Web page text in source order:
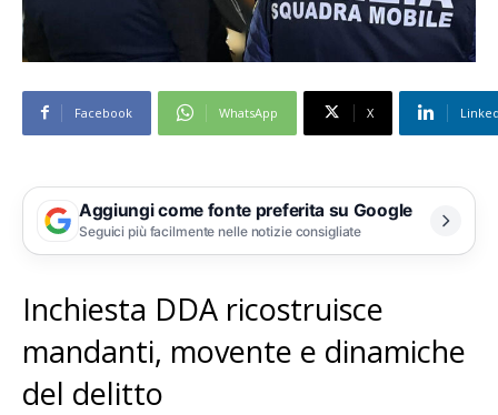
Facebook WhatsApp X
Aggiungi come fonte preferita su Google
Seguici più facilmente nelle notizie consigliate
Inchiesta DDA ricostruisce
mandanti, movente e dinamiche
del delitto